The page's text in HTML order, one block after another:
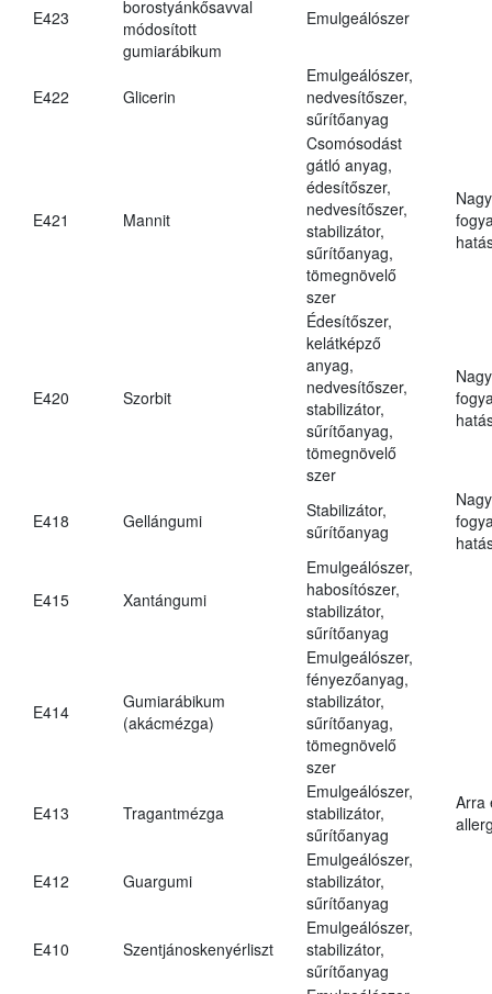
E423
borostyánkősavval
módosított
gumiarábikum
Emulgeálószer
E422 Glicerin
Emulgeálószer,
nedvesítőszer,
sűrítőanyag
E421 Mannit
Csomósodást
gátló anyag,
édesítőszer,
nedvesítőszer,
stabilizátor,
sűrítőanyag,
tömegnövelő
szer
E420 Szorbit
Édesítőszer,
kelátképző
anyag,
nedvesítőszer,
stabilizátor,
sűrítőanyag,
tömegnövelő
szer
E418 Gellángumi
Stabilizátor,
sűrítőanyag
E415 Xantángumi
Emulgeálószer,
habosítószer,
stabilizátor,
sűrítőanyag
E414
Gumiarábikum
(akácmézga)
Emulgeálószer,
fényezőanyag,
stabilizátor,
sűrítőanyag,
tömegnövelő
szer
E413 Tragantmézga
Emulgeálószer,
stabilizátor,
sűrítőanyag
Arra
E412 Guargumi
Emulgeálószer,
stabilizátor,
sűrítőanyag
E410 Szentjánoskenyérliszt
Emulgeálószer,
stabilizátor,
sűrítőanyag